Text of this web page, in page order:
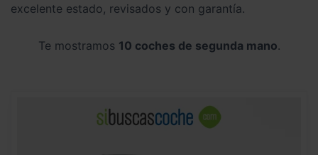
excelente estado, revisados y con garantía.
Te mostramos 10 coches de segunda mano.